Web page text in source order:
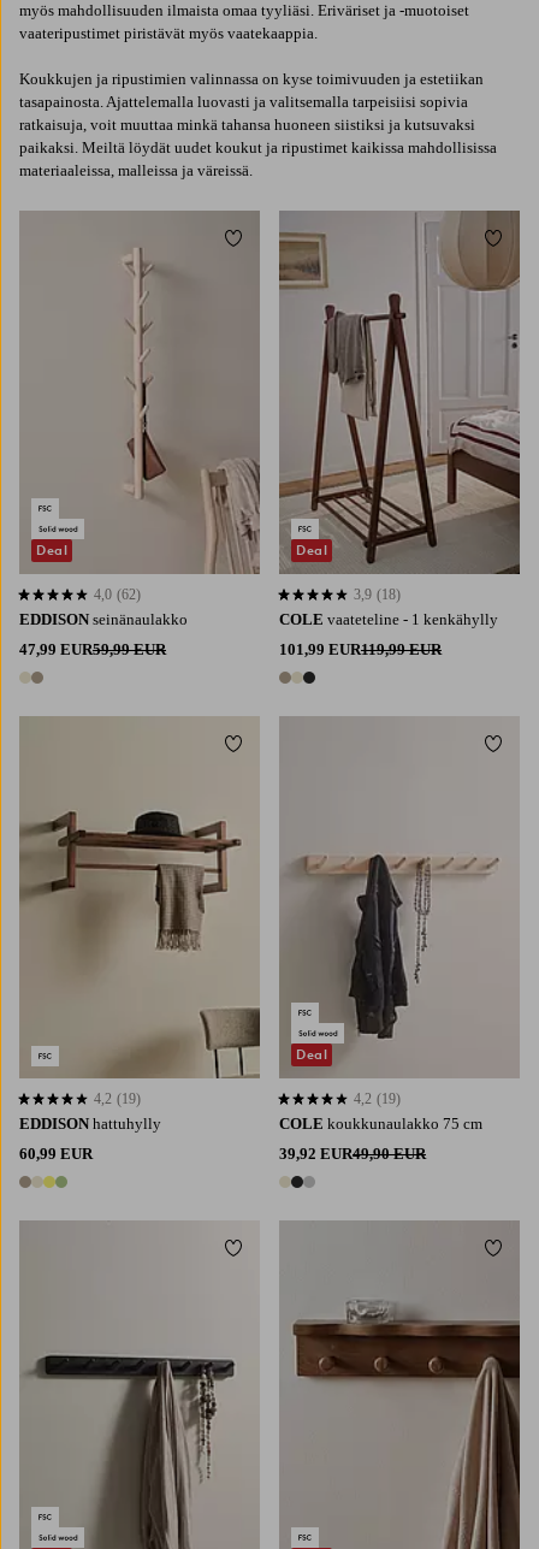
myös mahdollisuuden ilmaista omaa tyyliäsi. Eriväriset ja -muotoiset
vaateripustimet piristävät myös vaatekaappia.
Koukkujen ja ripustimien valinnassa on kyse toimivuuden ja estetiikan
tasapainosta. Ajattelemalla luovasti ja valitsemalla tarpeisiisi sopivia
ratkaisuja, voit muuttaa minkä tahansa huoneen siistiksi ja kutsuvaksi
paikaksi. Meiltä löydät uudet koukut ja ripustimet kaikissa mahdollisissa
materiaaleissa, malleissa ja väreissä.
EDDISON seinänaulakko
47,99 EUR59,99 EUR
2 värejä
4,0 perustuen 62 arvosanaan
4,0 (62)
Deal
Lisää suosikkeihin
COLE vaateteline - 1 kenkähylly
101,99 EUR119,99 EUR
3 värejä
3,9 perustuen 18 arvosanaan
3,9 (18)
Deal
Lisää
EDDISON hattuhylly
60,99 EUR
4 värejä
4,2 perustuen 19 arvosanaan
4,2 (19)
Lisää suosikkeihin
COLE koukkunaulakko 75 cm
39,92 EUR49,90 EUR
3 värejä
4,2 perustuen 19 arvosanaan
4,2 (19)
Deal
Lisää
Lisää suosikkeihin Lisää